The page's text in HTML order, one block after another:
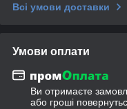
Всі умови доставки
Умови оплати
Ви отримаєте
або гроші